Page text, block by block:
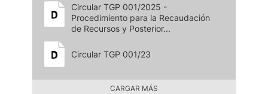
Circular TGP 001/2025 -
Procedimiento para la Recaudación
de Recursos y Posterior...
Circular TGP 001/23
CARGAR MÁS